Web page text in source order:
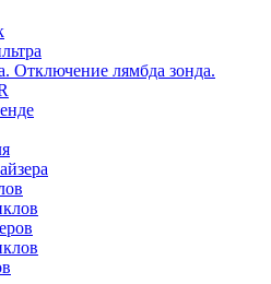
Отключение лямбда зонда.